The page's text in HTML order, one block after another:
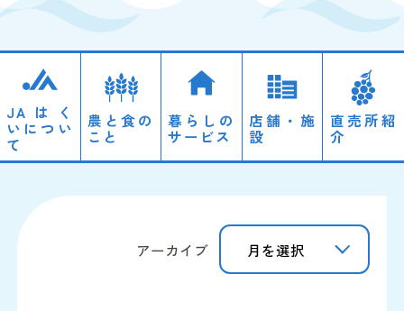
JAはく
いについ
て
経営理念・概要
農と食の
こと
営農情報
暮らしの
サービス
店舗・施
設
直売所紹
介
アーカイブ